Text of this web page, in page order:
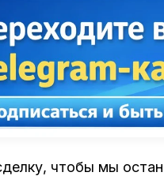
чтобы мы